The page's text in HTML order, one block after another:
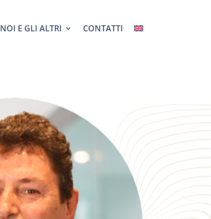
NOI E GLI ALTRI CONTATTI